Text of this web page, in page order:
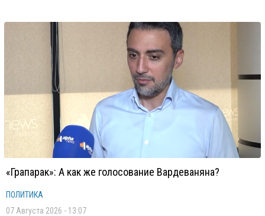
«Грапарак»: А как же голосование Вардеваняна?
ПОЛИТИКА
07 Августа 2026 - 13:07